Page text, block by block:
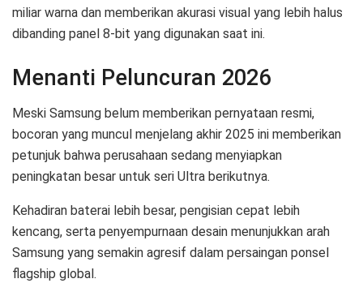
miliar warna dan memberikan akurasi visual yang lebih halus
dibanding panel 8-bit yang digunakan saat ini.
Menanti Peluncuran 2026
Meski Samsung belum memberikan pernyataan resmi,
bocoran yang muncul menjelang akhir 2025 ini memberikan
petunjuk bahwa perusahaan sedang menyiapkan
peningkatan besar untuk seri Ultra berikutnya.
Kehadiran baterai lebih besar, pengisian cepat lebih
kencang, serta penyempurnaan desain menunjukkan arah
Samsung yang semakin agresif dalam persaingan ponsel
flagship global.